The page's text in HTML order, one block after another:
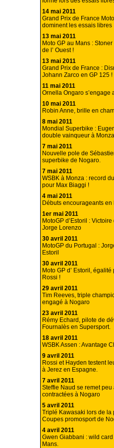
14 mai 2011
Grand Prix de France
dominent les essais libres
13 mai 2011
Moto GP au Mans :
de l’ Ouest !
13 mai 2011
Grand Prix de France :
Johann Zarco en GP 125 !
11 mai 2011
Ornella Ongaro s’engage
10 mai 2011
Robin Anne, brille en
8 mai 2011
Mondial Superbike :
double vainqueur à
7 mai 2011
Nouvelle pole de
superbike de Nogaro.
7 mai 2011
WSBK à Monza : record
pour Max Biaggi !
4 mai 2011
Débuts encourageants
1er mai 2011
MotoGP d’Estoril :
Jorge Lorenzo
30 avril 2011
MotoGP du Portugal :
Estoril
30 avril 2011
Moto GP d’ Estoril,
Rossi !
29 avril 2011
Tim Reeves, triple
engagé à Nogaro
23 avril 2011
Rémy Echard, pilote de
Fournalès en Supersport.
18 avril 2011
WSBK Assen : Avantage
9 avril 2011
Rossi et Hayden testent
à Jerez en Espagne.
7 avril 2011
Steffie Naud se remet
contractées à Nogaro
5 avril 2011
Triplé Kawasaki lors de la
Coupes promosport de
4 avril 2011
Gwen Giabbani : wild
Mans.